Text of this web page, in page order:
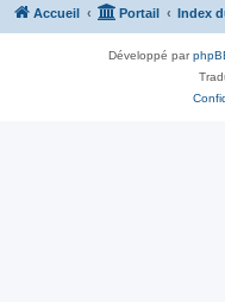
Accueil Portail Index
Développé par